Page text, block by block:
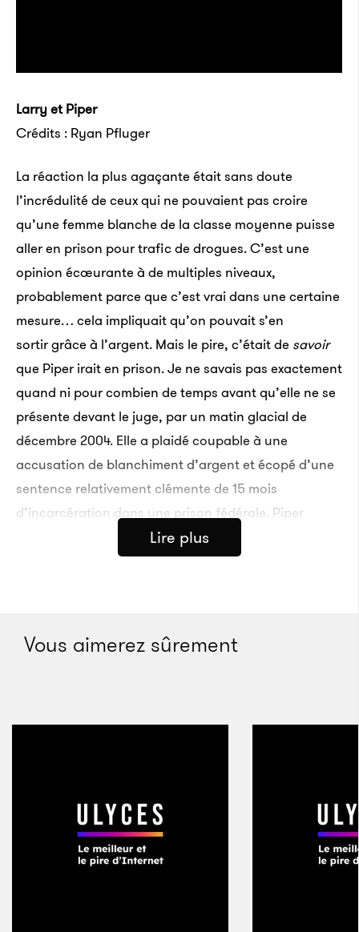
Larry et Piper
Crédits : Ryan Pfluger
La réaction la plus agaçante était sans doute
l’incrédulité de ceux qui ne pouvaient pas croire
qu’une femme blanche de la classe moyenne puisse
aller en prison pour trafic de drogues. C’est une
opinion écœurante à de multiples niveaux,
probablement parce que c’est vrai dans une certaine
mesure… cela impliquait qu’on pouvait s’en
sortir grâce à l’argent. Mais le pire, c’était de savoir
que Piper irait en prison. Je ne savais pas exactement
quand ni pour combien de temps avant qu’elle ne se
présente devant le juge, par un matin glacial de
décembre 2004. Elle a plaidé coupable à une
accusation de blanchiment d’argent et écopé d’une
sentence relativement clémente de 15 mois
d’incarcération dans une prison fédérale. Piper
était à la fois morte de peur, folle de rage et
déprimée. Elle avait peur parce qu’elle ne savait pas
série télé des années 1980
mémoires de la meurtrière de l’inventeur du
ressemblait à un véritable gâchis : on gâchait
des lois, dix ans après que le crime avait été commis ;
et on gâchait l’opportunité de lui faire faire des
années de TIG – elle aurait pu travailler auprès de
toxicomanes, parler aux jeunes des erreurs qu’elle
Lire plus
Vous aimerez sûrement